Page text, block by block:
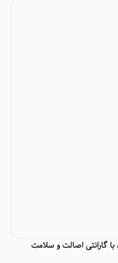
اسپیکر متوسط اصلی برند EVER مدل 854 با گارانتی اصالت و سلامت